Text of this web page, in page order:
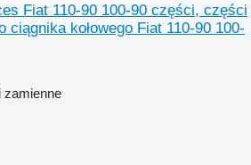
Fiat 110-90 100-90 części, części
ciągnika kołowego Fiat 110-90 100-